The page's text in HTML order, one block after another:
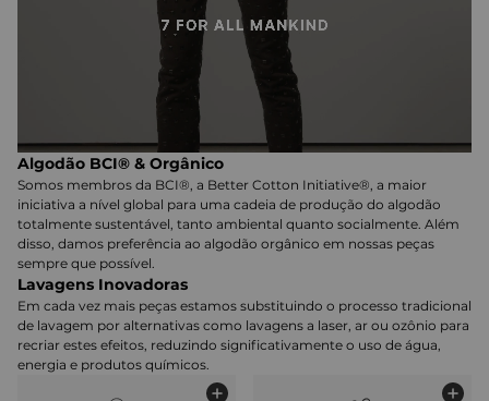
Algodão BCI® & Orgânico
Somos membros da BCI®, a Better Cotton Initiative®, a maior
iniciativa a nível global para uma cadeia de produção do algodão
totalmente sustentável, tanto ambiental quanto socialmente. Além
disso, damos preferência ao algodão orgânico em nossas peças
sempre que possível.
Lavagens Inovadoras
Em cada vez mais peças estamos substituindo o processo tradicional
de lavagem por alternativas como lavagens a laser, ar ou ozônio para
recriar estes efeitos, reduzindo significativamente o uso de água,
energia e produtos químicos.